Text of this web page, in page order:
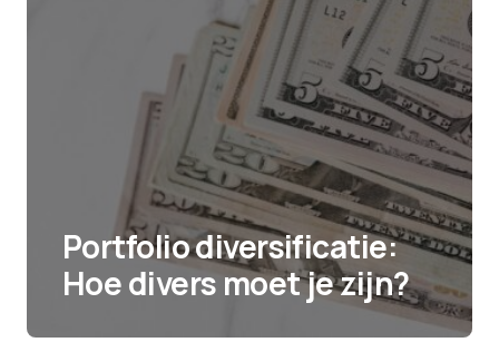
Portfolio diversificatie:
Hoe divers moet je zijn?